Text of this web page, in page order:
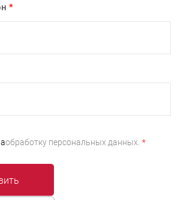
*
обработку персональных данных. *